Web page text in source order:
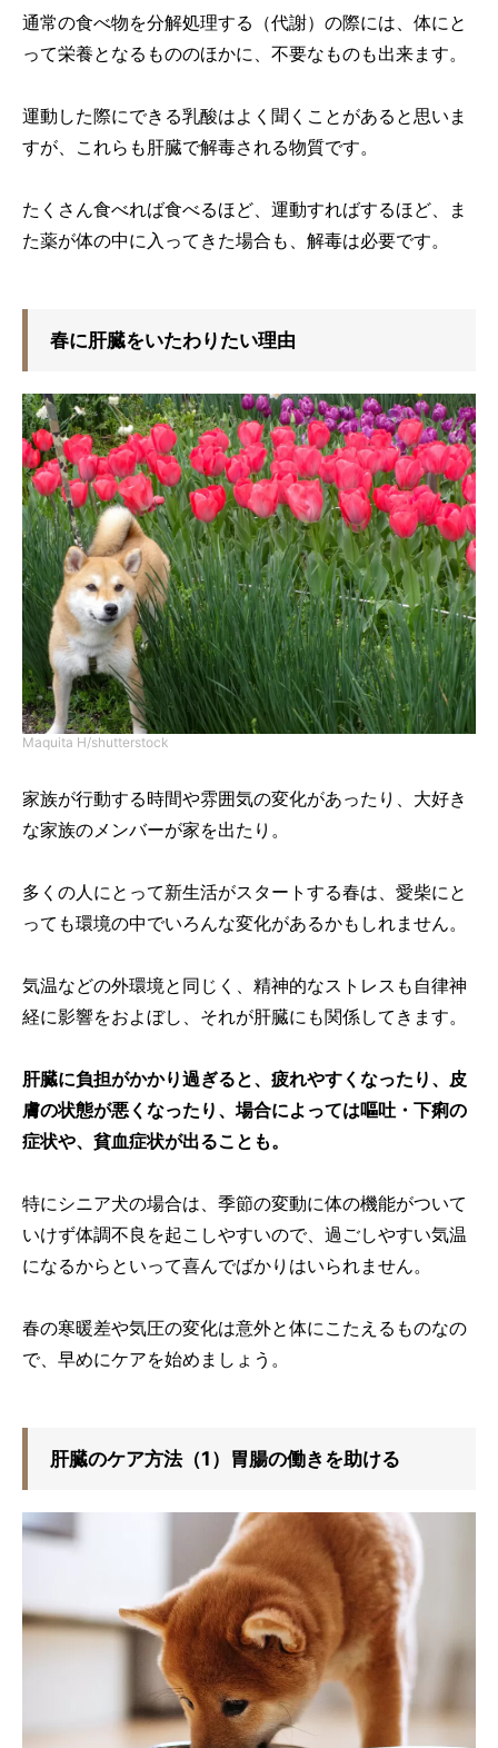
通常の食べ物を分解処理する（代謝）の際には、体にと
って栄養となるもののほかに、不要なものも出来ます。
運動した際にできる乳酸はよく聞くことがあると思いま
すが、これらも肝臓で解毒される物質です。
たくさん食べれば食べるほど、運動すればするほど、ま
た薬が体の中に入ってきた場合も、解毒は必要です。
春に肝臓をいたわりたい理由
Maquita H/shutterstock
家族が行動する時間や雰囲気の変化があったり、大好き
な家族のメンバーが家を出たり。
多くの人にとって新生活がスタートする春は、愛柴にと
っても環境の中でいろんな変化があるかもしれません。
気温などの外環境と同じく、精神的なストレスも自律神
経に影響をおよぼし、それが肝臓にも関係してきます。
肝臓に負担がかかり過ぎると、疲れやすくなったり、皮
膚の状態が悪くなったり、場合によっては嘔吐・下痢の
症状や、貧血症状が出ることも。
特にシニア犬の場合は、季節の変動に体の機能がついて
いけず体調不良を起こしやすいので、過ごしやすい気温
になるからといって喜んでばかりはいられません。
春の寒暖差や気圧の変化は意外と体にこたえるものなの
で、早めにケアを始めましょう。
肝臓のケア方法（1） 胃腸の働きを助ける